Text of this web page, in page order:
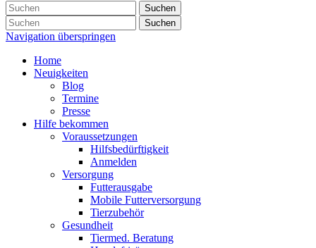
Suchen
Suchen
Navigation überspringen
Home
Neuigkeiten
Blog
Termine
Presse
Hilfe bekommen
Voraussetzungen
Hilfsbedürftigkeit
Anmelden
Versorgung
Futterausgabe
Mobile Futterversorgung
Tierzubehör
Gesundheit
Tiermed. Beratung